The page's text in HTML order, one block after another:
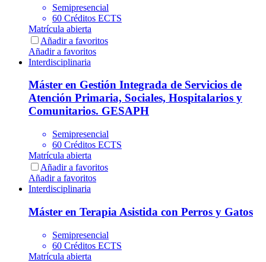
Semipresencial
60 Créditos ECTS
Matrícula abierta
Añadir a favoritos
Añadir a favoritos
Interdisciplinaria
Máster en Gestión Integrada de Servicios de
Atención Primaria, Sociales, Hospitalarios y
Comunitarios. GESAPH
Semipresencial
60 Créditos ECTS
Matrícula abierta
Añadir a favoritos
Añadir a favoritos
Interdisciplinaria
Máster en Terapia Asistida con Perros y Gatos
Semipresencial
60 Créditos ECTS
Matrícula abierta